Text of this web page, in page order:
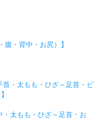
・背中・お尻）】
・太もも・ひざ～足首・ビ
太もも・ひざ～足首・お